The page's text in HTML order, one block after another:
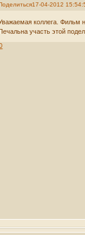
17-04-2012
коллега. Фильм
участь этой